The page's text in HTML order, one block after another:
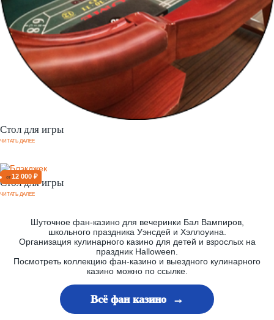
Стол для игры
ЧИТАТЬ ДАЛЕЕ
от 12 000 ₽
Стол для игры
ЧИТАТЬ ДАЛЕЕ
Шуточное фан-казино для вечеринки Бал Вампиров,
школьного праздника Уэнсдей и Хэллоуина.
Организация кулинарного казино для детей и взрослых на
праздник Halloween.
Посмотреть коллекцию фан-казино и выездного кулинарного
казино можно по ссылке.
Всё фан казино →